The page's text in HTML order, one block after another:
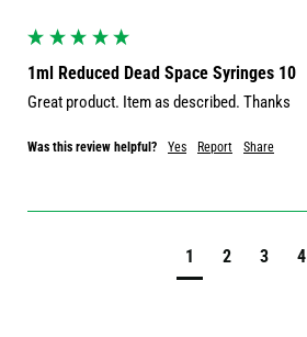
1ml Reduced Dead Space Syringes 10
Great product. Item as described. Thanks
Was this review helpful? Yes Report Share
1 2 3 4